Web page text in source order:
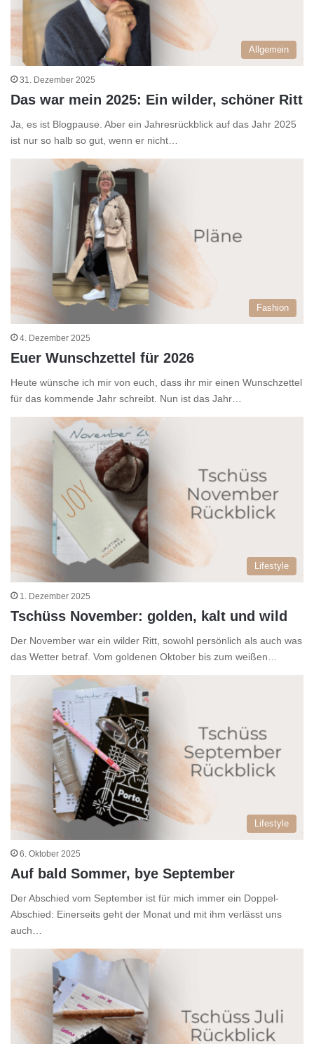
Allgemein
31. Dezember 2025
Das war mein 2025: Ein wilder, schöner Ritt
Ja, es ist Blogpause. Aber ein Jahresrückblick auf das Jahr 2025
ist nur so halb so gut, wenn er nicht…
Fashion
4. Dezember 2025
Euer Wunschzettel für 2026
Heute wünsche ich mir von euch, dass ihr mir einen Wunschzettel
für das kommende Jahr schreibt. Nun ist das Jahr…
Lifestyle
1. Dezember 2025
Tschüss November: golden, kalt und wild
Der November war ein wilder Ritt, sowohl persönlich als auch was
das Wetter betraf. Vom goldenen Oktober bis zum weißen…
Lifestyle
6. Oktober 2025
Auf bald Sommer, bye September
Der Abschied vom September ist für mich immer ein Doppel-
Abschied: Einerseits geht der Monat und mit ihm verlässt uns
auch…